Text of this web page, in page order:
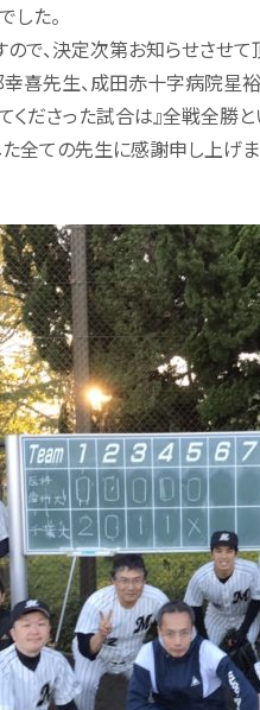
した。
で、決定次第お知らせさせて
喜先生、成田赤十字病院星
ださった試合は』全戦全勝
全ての先生に感謝申し上げま